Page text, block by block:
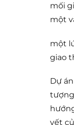
mối
một
một
giao
Dự
vết